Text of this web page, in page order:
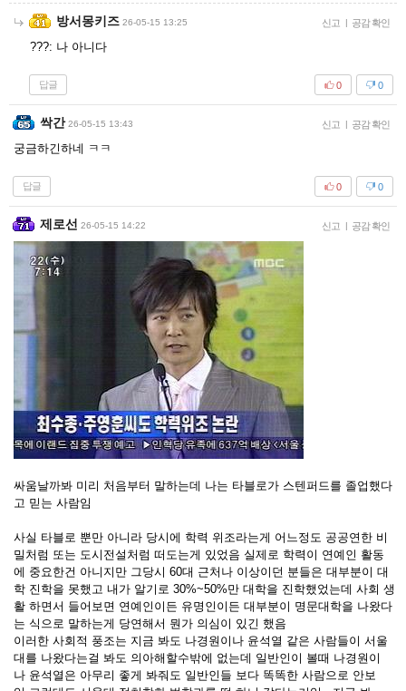
방서몽키즈 26-05-15 13:25 신고 | 공감 확인
???: 나 아니다
답글 0
0
싹간 26-05-15 13:43 신고 | 공감 확인
궁금하긴하네 ㅋㅋ
답글 0
0
제로선 26-05-15 14:22 신고 | 공감 확인
싸움날까봐 미리 처음부터 말하는데 나는 타블로가 스텐퍼드를 졸업했다
고 믿는 사람임
사실 타블로 뿐만 아니라 당시에 학력 위조라는게 어느정도 공공연한 비
밀처럼 또는 도시전설처럼 떠도는게 있었음 실제로 학력이 연예인 활동
에 중요한건 아니지만 그당시 60대 근처나 이상이던 분들은 대부분이 대
학 진학을 못했고 내가 알기로 30%~50%만 대학을 진학했었는데 사회 생
활 하면서 들어보면 연예인이든 유명인이든 대부분이 명문대학을 나왔다
는 식으로 말하는게 당연해서 뭔가 의심이 있긴 했음
이러한 사회적 풍조는 지금 봐도 나경원이나 윤석열 같은 사람들이 서울
대를 나왔다는걸 봐도 의아해할수밖에 없는데 일반인이 볼때 나경원이
나 윤석열은 아무리 좋게 봐줘도 일반인들 보다 똑똑한 사람으로 안보